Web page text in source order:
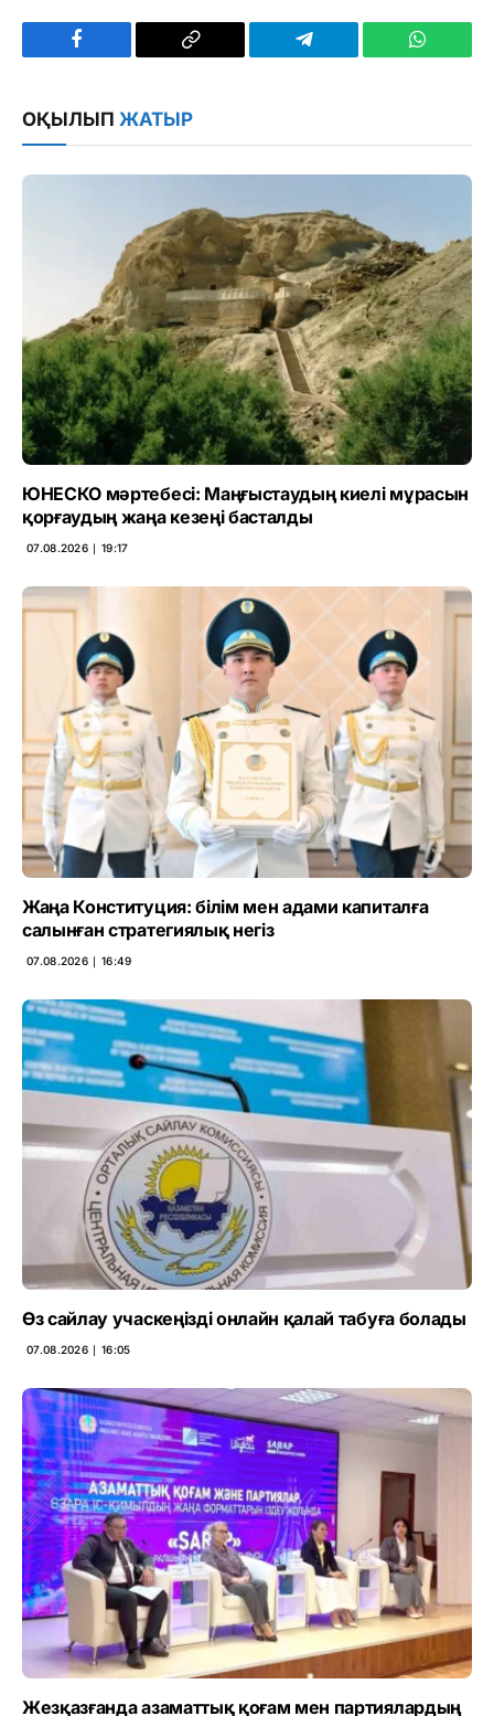
Facebook
Copy
Telegram
ОҚЫЛЫП ЖАТЫР
ЮНЕСКО мәртебесі: Маңғыстаудың киелі мұрасын
қорғаудың жаңа кезеңі басталды
07.08.2026 ∣ 19:17
Жаңа Конституция: білім мен адами капиталға
салынған стратегиялық негіз
07.08.2026 ∣ 16:49
Өз сайлау учаскеңізді онлайн қалай табуға болады
07.08.2026 ∣ 16:05
Жезқазғанда азаматтық қоғам мен партиялардың